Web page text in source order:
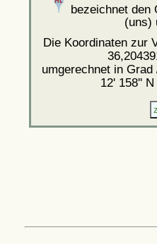
bezeichnet den
(uns)
Die Koordinaten zur
umgerechnet in Grad
12' 158''